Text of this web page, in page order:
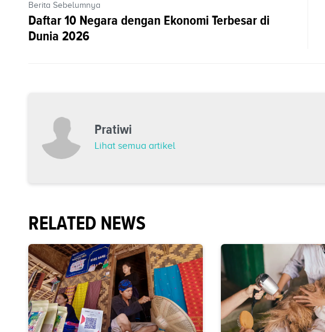
Berita Sebelumnya
Daftar 10 Negara dengan Ekonomi Terbesar di
Dunia 2026
Pratiwi
Lihat semua artikel
RELATED NEWS